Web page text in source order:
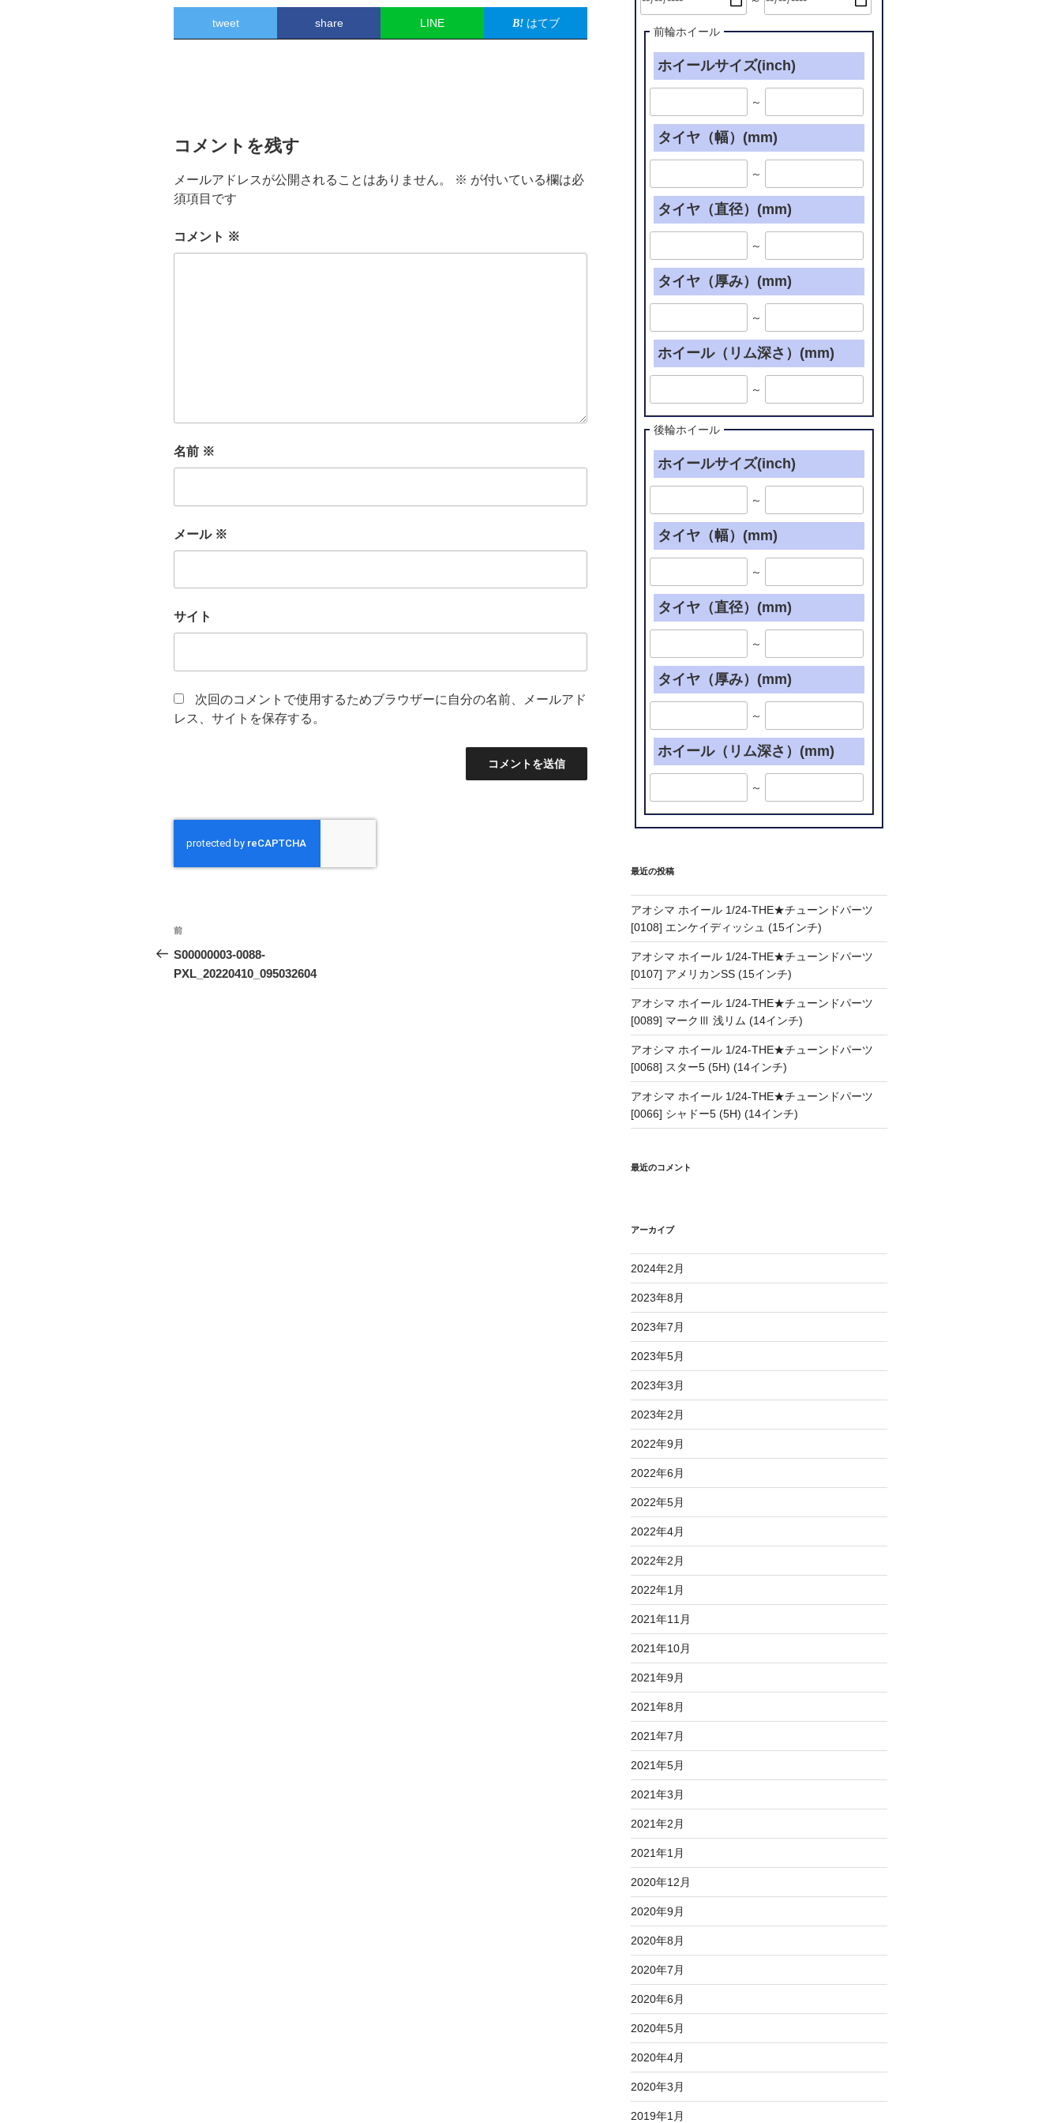
tweet share LINE はてブ
コメントを残す
メールアドレスが公開されることはありません。 ※ が付いている欄は必
須項目です
コメント ※
名前 ※
メール ※
サイト
次回のコメントで使用するためブラウザーに自分の名前、メールアド
レス、サイトを保存する。
投
稿
ナ
前
の
投
前
S00000003-0088-
PXL_20220410_095032604
前輪ホイール
ホイールサイズ(inch)
～
タイヤ（幅）(mm)
～
タイヤ（直径）(mm)
～
タイヤ（厚み）(mm)
～
ホイール（リム深さ）(mm)
～
後輪ホイール
ホイールサイズ(inch)
～
タイヤ（幅）(mm)
～
タイヤ（直径）(mm)
～
タイヤ（厚み）(mm)
～
ホイール（リム深さ）(mm)
～
最近の投稿
アオシマ ホイール 1/24-THE★チューンドパーツ
[0108] エンケイディッシュ (15インチ)
アオシマ ホイール 1/24-THE★チューンドパーツ
[0107] アメリカンSS (15インチ)
アオシマ ホイール 1/24-THE★チューンドパーツ
[0089] マークⅢ 浅リム (14インチ)
アオシマ ホイール 1/24-THE★チューンドパーツ
[0068] スター5 (5H) (14インチ)
アオシマ ホイール 1/24-THE★チューンドパーツ
[0066] シャドー5 (5H) (14インチ)
最近のコメント
アーカイブ
2024年2月
2023年8月
2023年7月
2023年5月
2023年3月
2023年2月
2022年9月
2022年6月
2022年5月
2022年4月
2022年2月
2022年1月
2021年11月
2021年10月
2021年9月
2021年8月
2021年7月
2021年5月
2021年3月
2021年2月
2021年1月
2020年12月
2020年9月
2020年8月
2020年7月
2020年6月
2020年5月
2020年4月
2020年3月
2019年1月